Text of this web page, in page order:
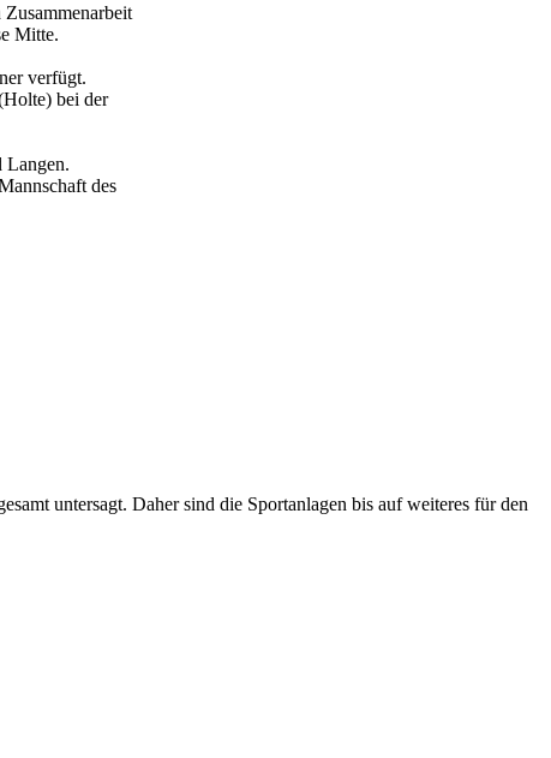
Mitte.
verfügt.
bei der
Langen.
des
untersagt. Daher sind die Sportanlagen bis auf weiteres für den